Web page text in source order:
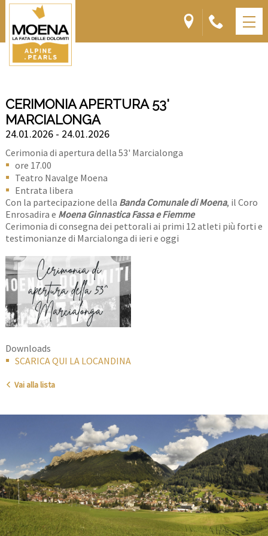
CERIMONIA APERTURA 53'
MARCIALONGA
24.01.2026 - 24.01.2026
Cerimonia di apertura della 53' Marcialonga
ore 17.00
Teatro Navalge Moena
Entrata libera
Con la partecipazione della Banda Comunale di Moena, il Coro
Enrosadira e Moena Ginnastica Fassa e Fiemme
Cerimonia di consegna dei pettorali ai primi 12 atleti più forti e
testimonianze di Marcialonga di ieri e oggi
Downloads
SCARICA QUI LA LOCANDINA
Vai alla lista